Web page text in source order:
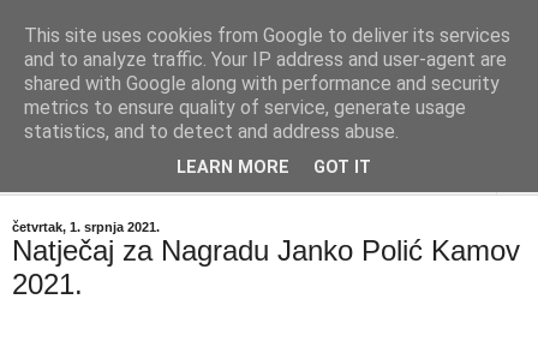
"Kvaka"
Časopis za književnost ISSN 2459-5632
četvrtak, 1. srpnja 2021.
Natječaj za Nagradu Janko Polić Kamov
2021.
This site uses cookies from Google to deliver its services
and to analyze traffic. Your IP address and user-agent are
shared with Google along with performance and security
metrics to ensure quality of service, generate usage
statistics, and to detect and address abuse.
LEARN MORE GOT IT